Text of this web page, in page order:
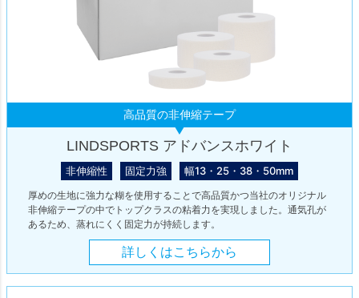
高品質の非伸縮テープ
LINDSPORTS アドバンスホワイト
非伸縮性 固定力強 幅13・25・38・50mm
厚めの生地に強力な糊を使用することで高品質かつ当社のオリジナル
非伸縮テープの中でトップクラスの粘着力を実現しました。通気孔が
あるため、蒸れにくく固定力が持続します。
詳しくはこちらから